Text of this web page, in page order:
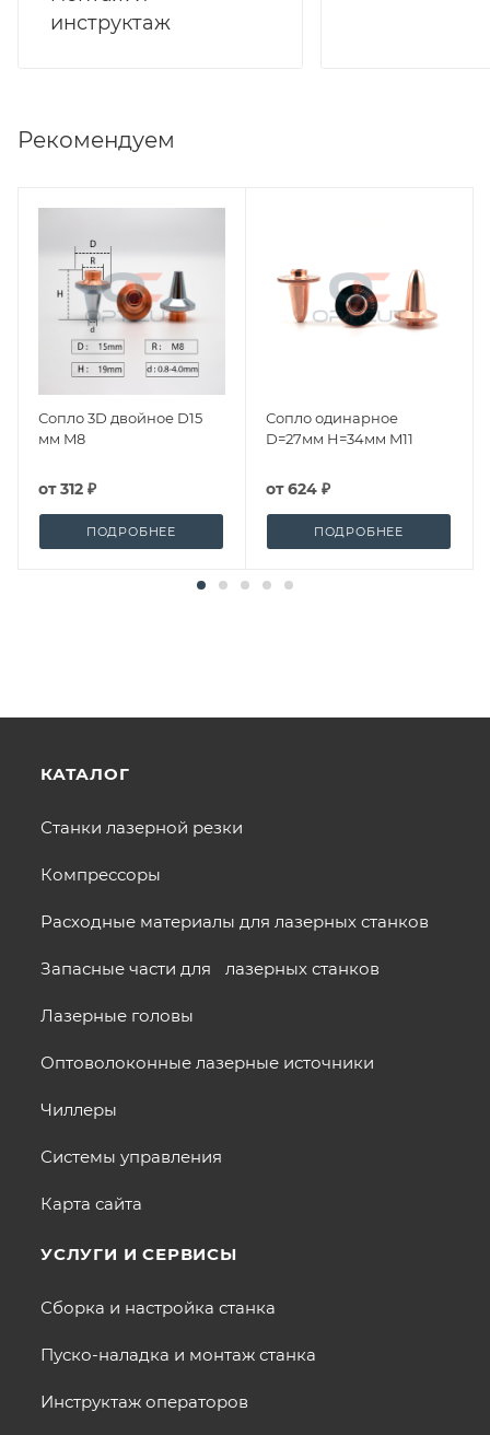
инструктаж
Рекомендуем
Сопло 3D двойное D15
мм M8
от312 ₽
ПОДРОБНЕЕ
Сопло одинарное
D=27мм H=34мм M11
от624 ₽
ПОДРОБНЕЕ
КАТАЛОГ
Станки лазерной резки
Компрессоры
Расходные материалы для лазерных станков
Запасные части для лазерных станков
Лазерные головы
Оптоволоконные лазерные источники
Чиллеры
Системы управления
Карта сайта
УСЛУГИ И СЕРВИСЫ
Сборка и настройка станка
Пуско-наладка и монтаж станка
Инструктаж операторов